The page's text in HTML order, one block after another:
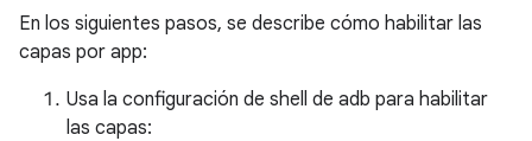
En los siguientes pasos, se describe cómo habilitar las
capas por app:
Usa la configuración de shell de adb para habilitar
las capas: